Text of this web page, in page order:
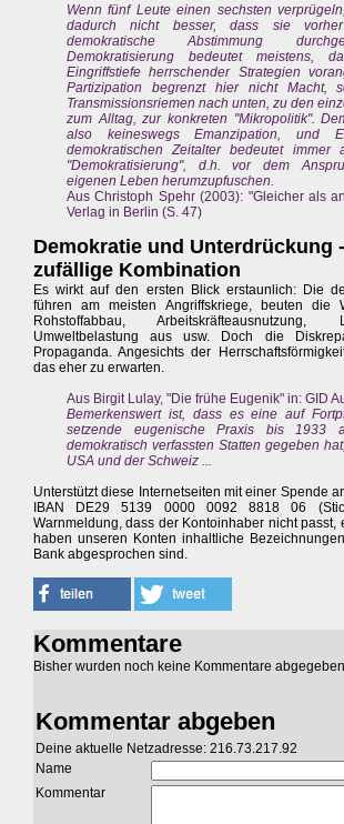
Wenn fünf Leute einen sechsten
dadurch nicht besser, dass sie
demokratische Abstimmung
Demokratisierung bedeutet meistens,
Eingriffstiefe herrschender Strategien
Partizipation begrenzt hier nicht Macht,
Transmissionsriemen nach unten, zu den
zum Alltag, zur konkreten "Mikropolitik".
also keineswegs Emanzipation, und
demokratischen Zeitalter bedeutet immer
"Demokratisierung", d.h. vor dem
eigenen Leben herumzupfuschen.
Aus Christoph Spehr (2003): "Gleicher als
Verlag in Berlin (S. 47)
Demokratie und Unterdrückung
zufällige Kombination
Es wirkt auf den ersten Blick erstaunlich: Die
führen am meisten Angriffskriege, beuten die
Rohstoffabbau,
Umweltbelastung aus usw. Doch die
Propaganda. Angesichts der
das eher zu erwarten.
Aus Birgit Lulay, "Die frühe Eugenik" in: GID
Bemerkenswert ist, dass es eine auf
setzende eugenische Praxis bis 1933
demokratisch verfassten Statten gegeben
USA und der Schweiz ...
Unterstützt diese Internetseiten mit einer Spende
IBAN DE29 5139 0000 0092 8818 06
Warnmeldung, dass der Kontoinhaber nicht passt,
haben unseren Konten inhaltliche
Bank abgesprochen sind.
Kommentare
Bisher wurden noch keine Kommentare abgegeben.
Kommentar abgeben
Deine aktuelle Netzadresse: 216.73.217.92
Name
Kommentar